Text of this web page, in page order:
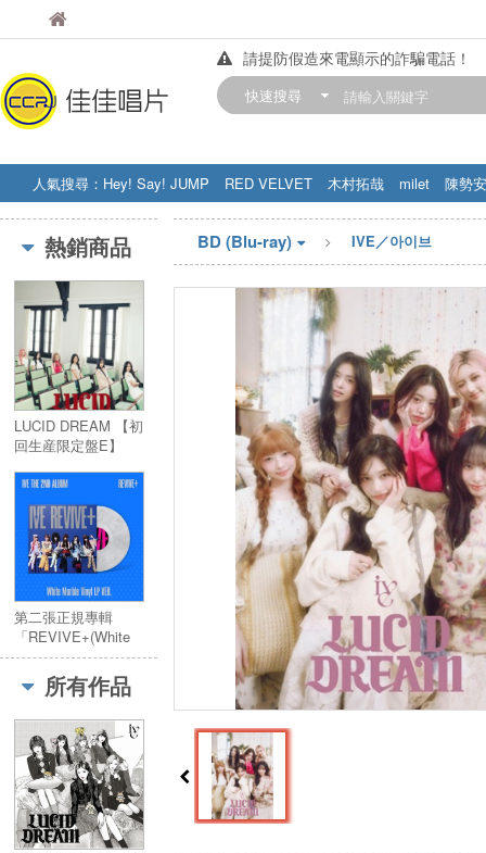
佳佳唱片
請提防假造來電顯示的詐騙電話！
【中華門市營業時間調整公告】
快速搜尋
人氣搜尋： Hey! Say! JUMP RED VELVET 木村拓哉 milet
陳勢安
STRAY KIDS
盧廣仲 周杰伦
熱銷商品
LUCID DREAM 【初
回生産限定盤E】
第二張正規專輯
「REVIVE+(White
Marble Vinyl LP
VER.)」(韓國進口限
量版黑膠LP)
所有作品
BD (Blu-ray) IVE／아이브